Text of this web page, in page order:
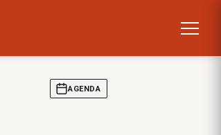
AGENDA